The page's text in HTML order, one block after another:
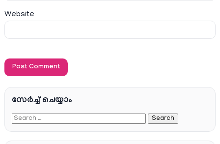
Website
സേര്‍ച്ച്‌ ചെയ്യാം